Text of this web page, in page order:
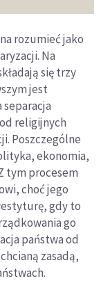
rozumieć jako
Na
się trzy
jest
religijnych
Poszczególne
ekonomia,
tym procesem
choć jego
gdy to
go
państwa od
zasadą,